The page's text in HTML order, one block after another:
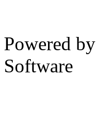
Powered by
Software